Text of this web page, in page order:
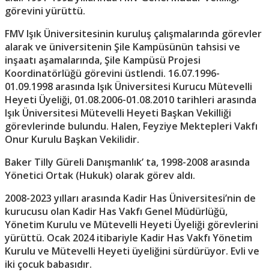
görevini yürüttü.
FMV Işık Üniversitesinin kuruluş çalışmalarında görevler
alarak ve üniversitenin Şile Kampüsünün tahsisi ve
inşaatı aşamalarında, Şile Kampüsü Projesi
Koordinatörlüğü görevini üstlendi. 16.07.1996-
01.09.1998 arasında Işık Üniversitesi Kurucu Mütevelli
Heyeti Üyeliği, 01.08.2006-01.08.2010 tarihleri arasında
Işık Üniversitesi Mütevelli Heyeti Başkan Vekilliği
görevlerinde bulundu. Halen, Feyziye Mektepleri Vakfı
Onur Kurulu Başkan Vekilidir.
Baker Tilly Güreli Danışmanlık’ ta, 1998-2008 arasında
Yönetici Ortak (Hukuk) olarak görev aldı.
2008-2023 yılları arasında Kadir Has Üniversitesi’nin de
kurucusu olan Kadir Has Vakfı Genel Müdürlüğü,
Yönetim Kurulu ve Mütevelli Heyeti Üyeliği görevlerini
yürüttü. Ocak 2024 itibariyle Kadir Has Vakfı Yönetim
Kurulu ve Mütevelli Heyeti üyeliğini sürdürüyor. Evli ve
iki çocuk babasıdır.